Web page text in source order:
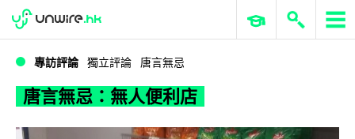
唐言無忌：無人便利店
WWDC 2026 ERP 與商業 AI
專訪評論 獨立評論 唐言無忌
唐言無忌：無人便利店